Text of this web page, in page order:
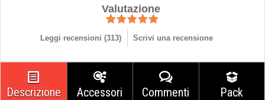
Valutazione
Leggi recensioni (313) Scrivi una recensione
Descrizione Accessori Commenti Pack